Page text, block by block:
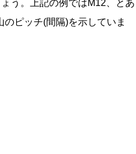
う。上記の例ではM12、とあ
ピッチ(間隔)を示していま